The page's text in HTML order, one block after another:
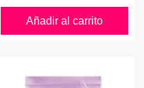
Añadir al carrito